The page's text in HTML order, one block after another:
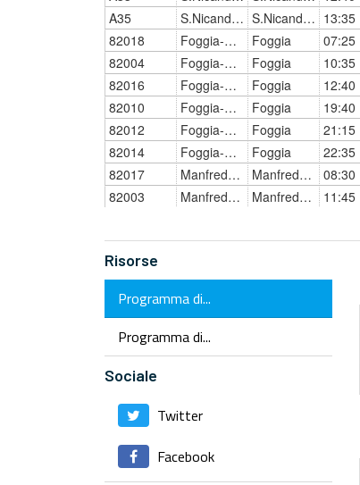
Risorse
Programma di...
Programma di...
Sociale
Twitter
Facebook